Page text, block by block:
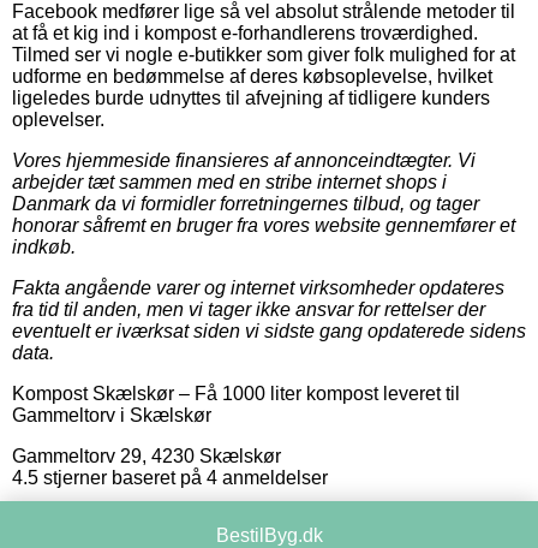
Facebook medfører lige så vel absolut strålende metoder til
at få et kig ind i kompost e-forhandlerens troværdighed.
Tilmed ser vi nogle e-butikker som giver folk mulighed for at
udforme en bedømmelse af deres købsoplevelse, hvilket
ligeledes burde udnyttes til afvejning af tidligere kunders
oplevelser.
Vores hjemmeside finansieres af annonceindtægter. Vi
arbejder tæt sammen med en stribe internet shops i
Danmark da vi formidler forretningernes tilbud, og tager
honorar såfremt en bruger fra vores website gennemfører et
indkøb.
Fakta angående varer og internet virksomheder opdateres
fra tid til anden, men vi tager ikke ansvar for rettelser der
eventuelt er iværksat siden vi sidste gang opdaterede sidens
data.
Kompost Skælskør – Få 1000 liter kompost leveret til
Gammeltorv i Skælskør
Gammeltorv 29, 4230 Skælskør
4.5 stjerner baseret på 4 anmeldelser
BestilByg.dk